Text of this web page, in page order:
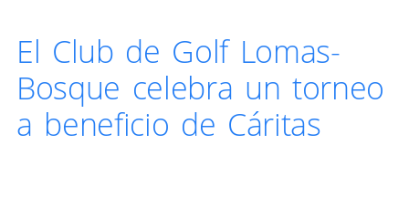
El Club de Golf Lomas-
Bosque celebra un torneo
a beneficio de Cáritas